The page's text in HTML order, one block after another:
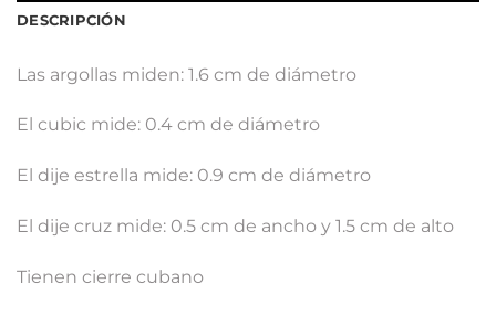
DESCRIPCIÓN
Las argollas miden: 1.6 cm de diámetro
El cubic mide: 0.4 cm de diámetro
El dije estrella mide: 0.9 cm de diámetro
El dije cruz mide: 0.5 cm de ancho y 1.5 cm de alto
Tienen cierre cubano